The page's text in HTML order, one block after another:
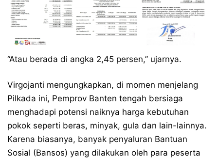
“Atau berada di angka 2,45 persen,” ujarnya.
Virgojanti mengungkapkan, di momen menjelang
Pilkada ini, Pemprov Banten tengah bersiaga
menghadapi potensi naiknya harga kebutuhan
pokok seperti beras, minyak, gula dan lain-lainnya.
Karena biasanya, banyak penyaluran Bantuan
Sosial (Bansos) yang dilakukan oleh para peserta